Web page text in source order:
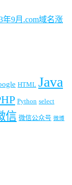
年9月.com域名涨
HTML Java
Python select
信 微信公众号 微博